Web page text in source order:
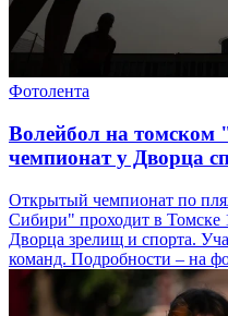
Фотолента
Волейбол на томском
чемпионат у Дворца
Открытый чемпионат по
Сибири" проходит в Томске
Дворца зрелищ и спорта.
команд. Подробности – на